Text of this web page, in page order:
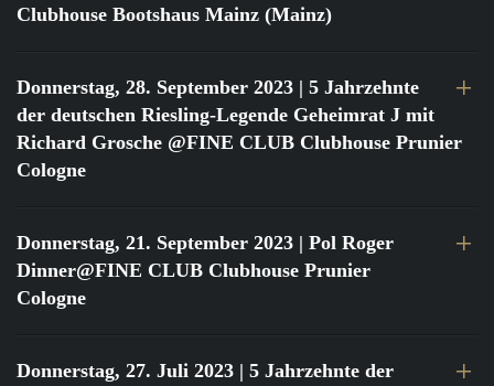
Clubhouse Bootshaus Mainz (Mainz)
Donnerstag, 28. September 2023 | 5 Jahrzehnte
der deutschen Riesling-Legende Geheimrat J mit
Richard Grosche @FINE CLUB Clubhouse Prunier
Cologne
Donnerstag, 21. September 2023 | Pol Roger
Dinner@FINE CLUB Clubhouse Prunier
Cologne
Donnerstag, 27. Juli 2023 | 5 Jahrzehnte der